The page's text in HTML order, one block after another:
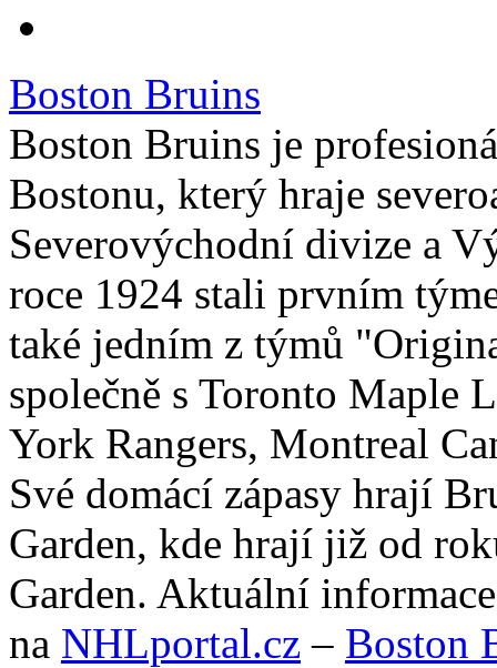
Boston Bruins
Boston Bruins je
Bostonu, který hraje
Severovýchodní divize a
roce 1924 stali prvním
také jedním z týmů
společně s Toronto Maple
York Rangers, Montreal
Své domácí zápasy hrají
Garden, kde hrají již od
Garden. Aktuální
na NHLportal.cz – Boston